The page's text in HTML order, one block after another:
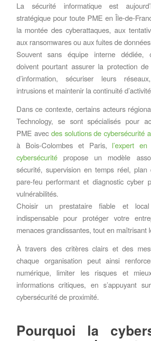
La sécurité informatique est
stratégique pour toute PME en Île-de-
la montée des cyberattaques, aux
aux ransomwares ou aux fuites de
Souvent sans équipe interne dédiée,
doivent pourtant assurer la protection
d’information, sécuriser leurs
intrusions et maintenir la continuité
Dans ce contexte, certains acteurs
Technology, se sont spécialisés pour
PME avec des solutions de cybersécurité
à Bois-Colombes et Paris, l’expert
cybersécuritépropose un modèle
sécurité, supervision en temps réel, plan
pare-feu performant et diagnostic cyber
vulnérabilités.
Choisir un prestataire fiable et
indispensable pour protéger votre
menaces grandissantes, tout en maîtrisant
À travers des critères clairs et des
chaque organisation peut ainsi
numérique, limiter les risques et
informations critiques, en s’appuyant
cybersécurité de proximité.
Pourquoi la